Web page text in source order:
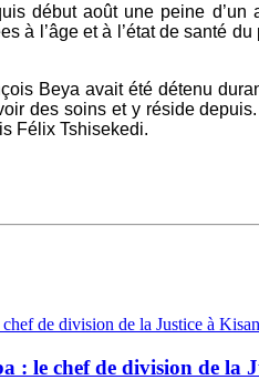
début août une peine
à l’âge et à l’état de santé
Beya avait été détenu
des soins et y réside
Félix Tshisekedi.
: le chef de division de la